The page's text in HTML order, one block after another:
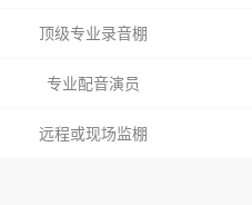
顶级专业录音棚
专业配音演员
远程或现场监棚